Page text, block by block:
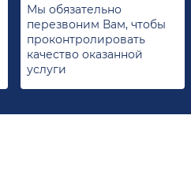
Мы обязательно
перезвоним Вам, чтобы
проконтролировать
качество оказанной
услуги